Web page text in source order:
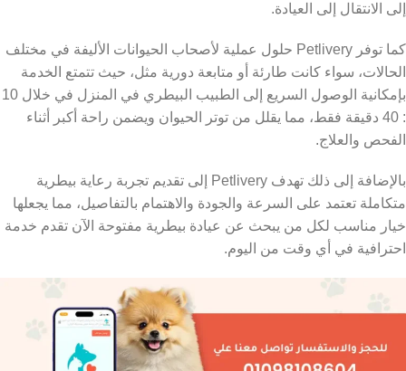
إلى الانتقال إلى العيادة.
كما توفر Petlivery حلول عملية لأصحاب الحيوانات الأليفة في مختلف
الحالات، سواء كانت طارئة أو متابعة دورية مثل، حيث تتمتع الخدمة
بإمكانية الوصول السريع إلى الطبيب البيطري في المنزل في خلال 10
: 40 دقيقة فقط، مما يقلل من توتر الحيوان ويضمن راحة أكبر أثناء
الفحص والعلاج.
بالإضافة إلى ذلك تهدف Petlivery إلى تقديم تجربة رعاية بيطرية
متكاملة تعتمد على السرعة والجودة والاهتمام بالتفاصيل، مما يجعلها
خيار مناسب لكل من يبحث عن عيادة بيطرية مفتوحة الآن تقدم خدمة
احترافية في أي وقت من اليوم.